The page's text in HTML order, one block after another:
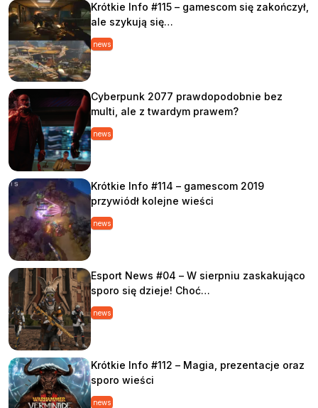
Krótkie Info #115 – gamescom się zakończył,
ale szykują się…
news
Cyberpunk 2077 prawdopodobnie bez
multi, ale z twardym prawem?
news
Krótkie Info #114 – gamescom 2019
przywiódł kolejne wieści
news
Esport News #04 – W sierpniu zaskakująco
sporo się dzieje! Choć…
news
Krótkie Info #112 – Magia, prezentacje oraz
sporo wieści
news